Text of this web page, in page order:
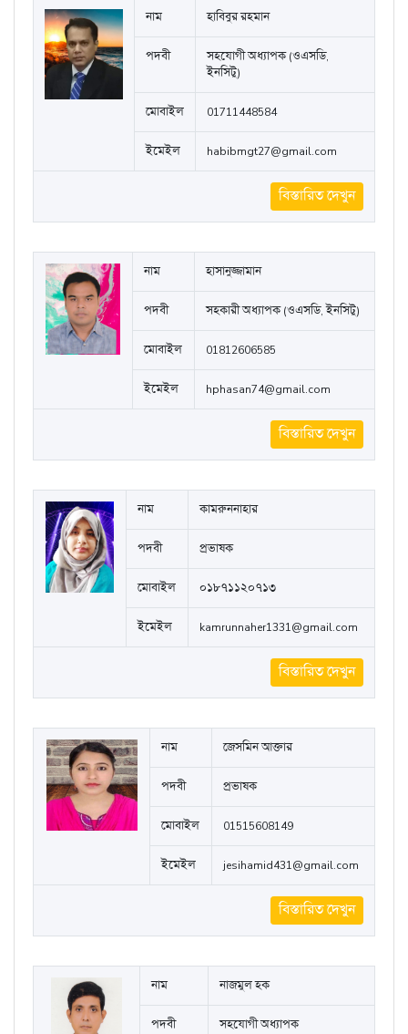
নাম হাবিবুর রহমান
পদবী
সহযোগী অধ্যাপক (ওএসডি,
ইনসিটু)
মোবাইল 01711448584
ইমেইল habibmgt27@gmail.com
বিস্তারিত দেখুন
নাম হাসানুজ্জামান
পদবী সহকারী অধ্যাপক (ওএসডি, ইনসিটু)
মোবাইল 01812606585
ইমেইল hphasan74@gmail.com
বিস্তারিত দেখুন
নাম কামরুননাহার
পদবী প্রভাষক
মোবাইল ০১৮৭১১২০৭১৩
ইমেইল kamrunnaher1331@gmail.com
বিস্তারিত দেখুন
নাম জেসমিন আক্তার
পদবী প্রভাষক
মোবাইল 01515608149
ইমেইল jesihamid431@gmail.com
বিস্তারিত দেখুন
নাম নাজমুল হক
পদবী সহযোগী অধ্যাপক